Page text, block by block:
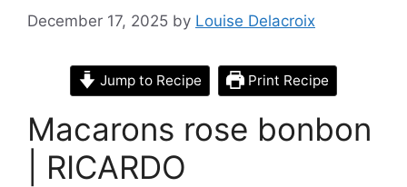
December 17, 2025 by Louise Delacroix
Jump to Recipe Print Recipe
Macarons rose bonbon
| RICARDO